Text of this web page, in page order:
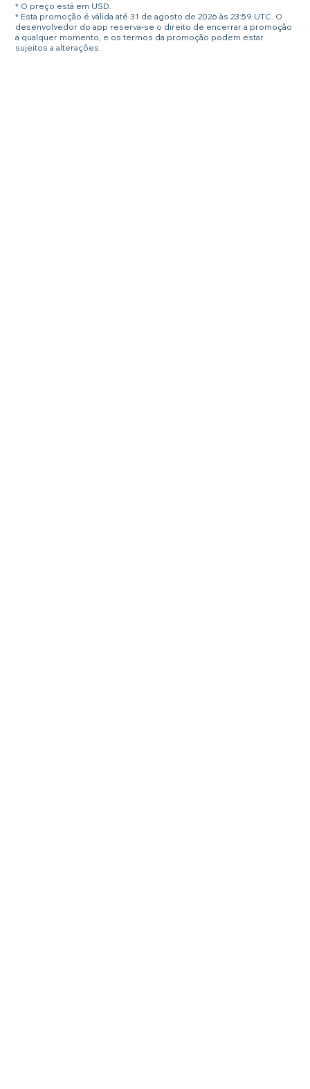
* O preço está em USD.
* Esta promoção é válida até 31 de agosto de 2026 às 23:59 UTC. O
desenvolvedor do app reserva-se o direito de encerrar a promoção
a qualquer momento, e os termos da promoção podem estar
sujeitos a alterações.